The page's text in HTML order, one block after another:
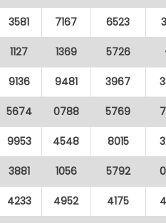
3581 7167 6523
1127 1369 5726
9136 9481 3967
5674 0788 5769
9953 4548 8015
3881 1056 5792
4233 4952 4175